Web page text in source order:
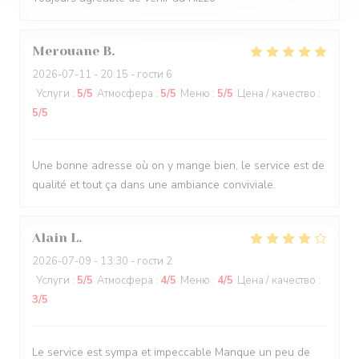
Merouane B
2026-07-11 - 20:15 - гости 6
Услуги : 5/5 Атмосфера : 5/5 Меню : 5/5 Цена / качество :
5/5
Une bonne adresse où on y mange bien, le service est de
qualité et tout ça dans une ambiance conviviale.
Alain L
2026-07-09 - 13:30 - гости 2
Услуги : 5/5 Атмосфера : 4/5 Меню : 4/5 Цена / качество :
3/5
Le service est sympa et impeccable Manque un peu de